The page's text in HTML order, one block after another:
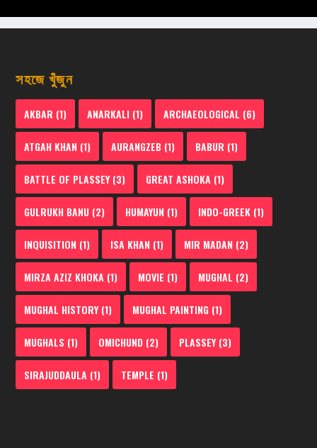
সহজে খুঁজুন
AKBAR (1) ANARKALI (1) ARCHAEOLOGICAL (6)
ATGAH KHAN (1) AURANGZEB (1) BABUR (1)
BATTLE OF PLASSEY(3) GREAT ASHOKA (1)
GULRUKH BANU (2) HUMAYUN (1) INDO-GREEK (1)
INQUISITION (1) ISA KHAN (1) MIR MADAN (2)
MIRZA AZIZ KHOKA (1) MOVIE (1) MUGHAL (2)
MUGHAL HISTORY(1) MUGHAL PAINTING (1)
MUGHALS (1) OMICHUND (2) PLASSEY(3)
SIRAJUDDAULA (1) TEMPLE (1)